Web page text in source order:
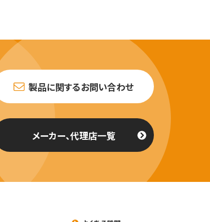
製品に関するお問い合わせ
メーカー、代理店一覧